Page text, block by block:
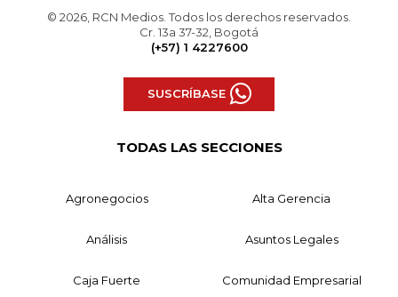
© 2026, RCN Medios. Todos los derechos reservados.
Cr. 13a 37-32, Bogotá
(+57) 1 4227600
SUSCRÍBASE
TODAS LAS SECCIONES
Agronegocios Alta Gerencia
Análisis Asuntos Legales
Caja Fuerte Comunidad Empresarial